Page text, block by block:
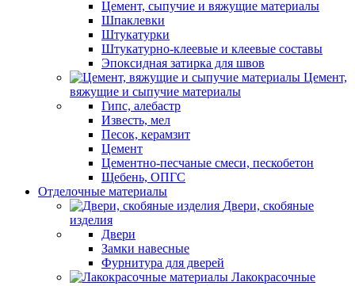
Цемент, сыпучие и вяжущие материалы
Шпаклевки
Штукатурки
Штукатурно-клеевые и клеевые составы
Эпоксидная затирка для швов
Цемент,
вяжущие и сыпучие материалы
Гипс, алебастр
Известь, мел
Песок, керамзит
Цемент
Цементно-песчаные смеси, пескобетон
Щебень, ОПГС
Отделочные материалы
Двери, скобяные
изделия
Двери
Замки навесные
Фурнитура для дверей
Лакокрасочные